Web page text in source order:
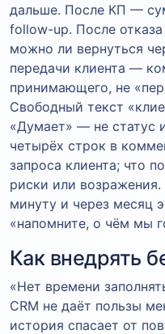
дальше. После КП —
follow-up. После
можно ли вернуться
передачи клиента —
принимающего, не
Свободный текст
«Думает» — не статус
четырёх строк в
запроса клиента; что
риски или
минуту и через месяц
«напомните, о чём мы
Как внедрять
«Нет времени
CRM не даёт пользы
история спасает от